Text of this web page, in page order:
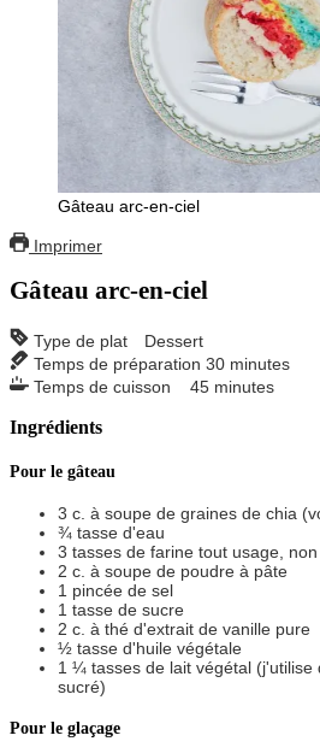
Gâteau arc-en-ciel
Imprimer
Gâteau arc-en-ciel
Type de plat
Dessert
Temps de préparation 30 minutes
Temps de cuisson
45 minutes
Ingrédients
Pour le gâteau
3 c. à soupe de graines de chia
¾ tasse d'eau
3 tasses de farine tout usage,
2 c. à soupe de poudre à pâte
1 pincée de sel
1 tasse de sucre
2 c. à thé d'extrait de vanille pure
½ tasse d'huile végétale
1 ¼ tasses de lait végétal (j'utilise
sucré)
Pour le glaçage